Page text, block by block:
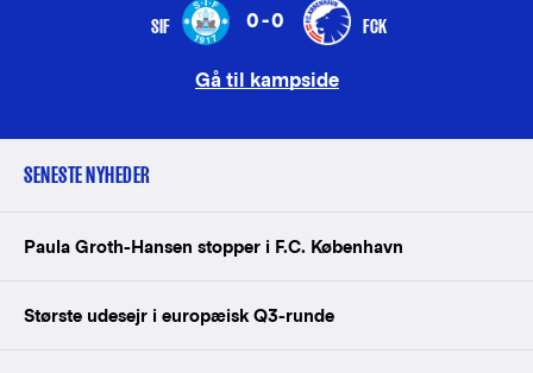
SIF 0-0 FCK
Gå til kampside
SENESTE NYHEDER
Paula Groth-Hansen stopper i F.C. København
Største udesejr i europæisk Q3-runde